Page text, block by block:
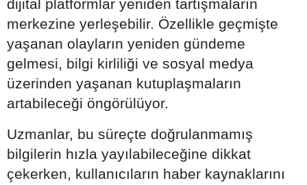
dijital platformlar yeniden tartışmaların
merkezine yerleşebilir. Özellikle geçmişte
yaşanan olayların yeniden gündeme
gelmesi, bilgi kirliliği ve sosyal medya
üzerinden yaşanan kutuplaşmaların
artabileceği öngörülüyor.
Uzmanlar, bu süreçte doğrulanmamış
bilgilerin hızla yayılabileceğine dikkat
çekerken, kullanıcıların haber kaynaklarını